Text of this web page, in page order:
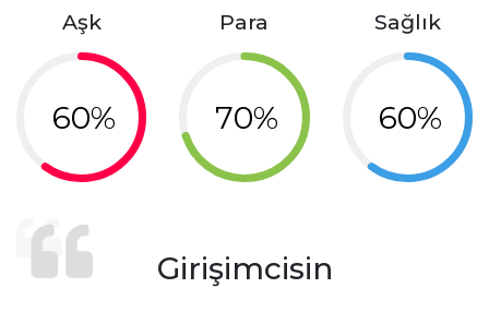
Aşk
60%
Para
70%
Sağlık
60%
Girişimcisin